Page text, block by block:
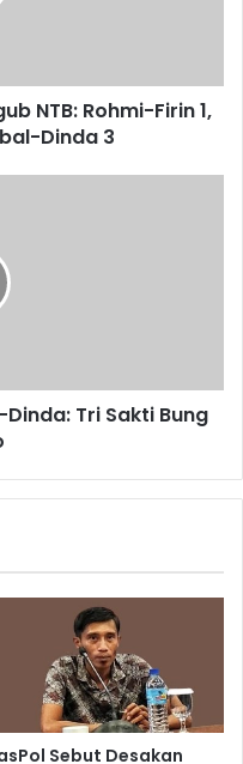
NTB: Rohmi-Firin 1,
Dinda 3
Tri Sakti Bung
Sebut Desakan